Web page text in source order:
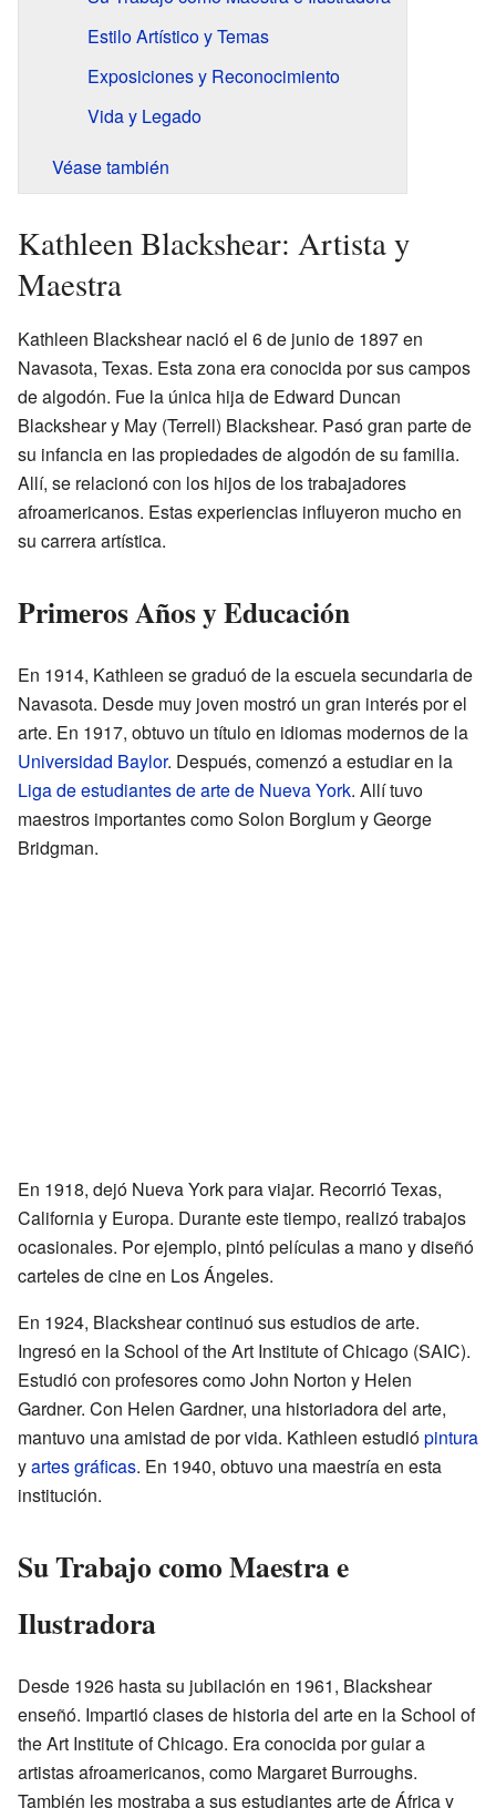
Estilo Artístico y Temas
Exposiciones y Reconocimiento
Vida y Legado
Véase también
Kathleen Blackshear: Artista y
Maestra
Kathleen Blackshear nació el 6 de junio de 1897 en
Navasota, Texas. Esta zona era conocida por sus campos
de algodón. Fue la única hija de Edward Duncan
Blackshear y May (Terrell) Blackshear. Pasó gran parte de
su infancia en las propiedades de algodón de su familia.
Allí, se relacionó con los hijos de los trabajadores
afroamericanos. Estas experiencias influyeron mucho en
su carrera artística.
Primeros Años y Educación
En 1914, Kathleen se graduó de la escuela secundaria de
Navasota. Desde muy joven mostró un gran interés por el
arte. En 1917, obtuvo un título en idiomas modernos de la
Universidad Baylor. Después, comenzó a estudiar en la
Liga de estudiantes de arte de Nueva York. Allí tuvo
maestros importantes como Solon Borglum y George
Bridgman.
En 1918, dejó Nueva York para viajar. Recorrió Texas,
California y Europa. Durante este tiempo, realizó trabajos
ocasionales. Por ejemplo, pintó películas a mano y diseñó
carteles de cine en Los Ángeles.
En 1924, Blackshear continuó sus estudios de arte.
Ingresó en la School of the Art Institute of Chicago (SAIC).
Estudió con profesores como John Norton y Helen
Gardner. Con Helen Gardner, una historiadora del arte,
mantuvo una amistad de por vida. Kathleen estudiópintura
yartes gráficas. En 1940, obtuvo una maestría en esta
institución.
Su Trabajo como Maestra e
Ilustradora
Desde 1926 hasta su jubilación en 1961, Blackshear
enseñó. Impartió clases de historia del arte en la School of
the Art Institute of Chicago. Era conocida por guiar a
artistas afroamericanos, como Margaret Burroughs.
También les mostraba a sus estudiantes arte de África y